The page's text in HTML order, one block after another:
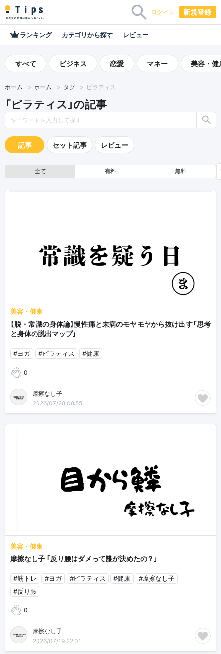
ログイン 新規登録
ランキング カテゴリから探す レビュー
すべて ビジネス 恋愛 マネー 美容・健
ホーム ホーム タグ ピラティス
「ピラティス」の記事
記事 セット記事 レビュー
全て 有料 無料
美容・健康
【脱・常識の身体論】慢性痛と未病のモヤモヤから抜け出す「思考
と身体の脱出マップ」
#ヨガ #ピラティス #健康
0
摩擦なし子
2026/07/28 08:55
美容・健康
摩擦なし子 「反り腰はダメって誰が決めたの？」
#筋トレ #ヨガ #ピラティス #健康
#摩擦なし子
#反り腰
0
摩擦なし子
2026/07/19 22:01